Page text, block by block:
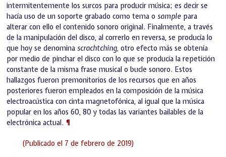
intermitentemente los surcos para producir música; es decir se
hacía uso de un soporte grabado como tema osample para
alterar con ello el contenido sonoro original. Finalmente, a través
de la manipulación del disco, al correrlo en reversa, se producía lo
que hoy se denominascrachtching,otro efecto más se obtenía
por medio de pinchar el disco con lo que se producía la repetición
constante de la misma frase musical o bucle sonoro. Estos
hallazgos fueron premonitorios de los recursos que en años
posteriores fueron empleados en la composición de la música
electroacústica con cinta magnetofónica, al igual que la música
popular en los años 60, 80 y todas las variantes bailables de la
electrónica actual. ¶
(Publicado el 7 de febrero de 2019)